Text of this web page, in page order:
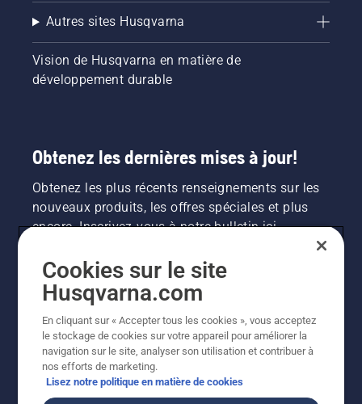
Autres sites Husqvarna
Vision de Husqvarna en matière de
développement durable
Obtenez les dernières mises à jour!
Obtenez les plus récents renseignements sur les
nouveaux produits, les offres spéciales et plus
encore. Inscrivez-vous à notre bulletin ici.
INSCRIPTION À LA NEWSLETTER
Cookies sur le site
Husqvarna.com
En cliquant sur « Accepter tous les cookies », vous acceptez
le stockage de cookies sur votre appareil pour améliorer la
navigation sur le site, analyser son utilisation et contribuer à
nos efforts de marketing.
Lisez notre politique en matière de cookies